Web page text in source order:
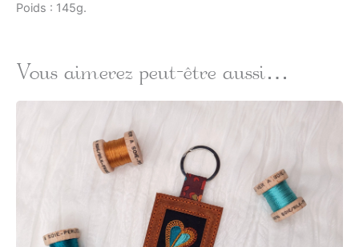
Poids : 145g.
Vous aimerez peut-être aussi…